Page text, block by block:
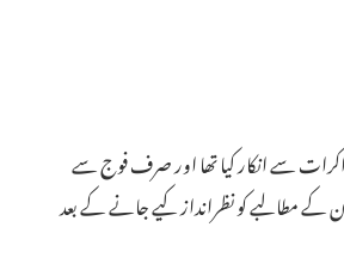
سے انکار کیا تھا اور صرف فوج سے
کے مطالبے کو نظرانداز کیے جانے کے بعد